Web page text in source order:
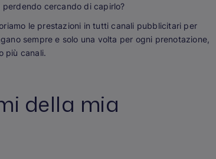
cercando di capirlo?
le prestazioni intutti canali pubblicitari per
sempre e solo una volta per ogni prenotazione,
più canali.
della mia